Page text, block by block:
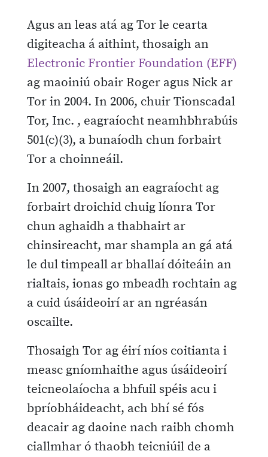
Agus an leas atá ag Tor le cearta
digiteacha á aithint, thosaigh an
Electronic Frontier Foundation (EFF)
ag maoiniú obair Roger agus Nick ar
Tor in 2004. In 2006, chuir Tionscadal
Tor, Inc. , eagraíocht neamhbhrabúis
501(c)(3), a bunaíodh chun forbairt
Tor a choinneáil.
In 2007, thosaigh an eagraíocht ag
forbairt droichid chuig líonra Tor
chun aghaidh a thabhairt ar
chinsireacht, mar shampla an gá atá
le dul timpeall ar bhallaí dóiteáin an
rialtais, ionas go mbeadh rochtain ag
a cuid úsáideoirí ar an ngréasán
oscailte.
Thosaigh Tor ag éirí níos coitianta i
measc gníomhaithe agus úsáideoirí
teicneolaíocha a bhfuil spéis acu i
bpríobháideacht, ach bhí sé fós
deacair ag daoine nach raibh chomh
ciallmhar ó thaobh teicniúil de a